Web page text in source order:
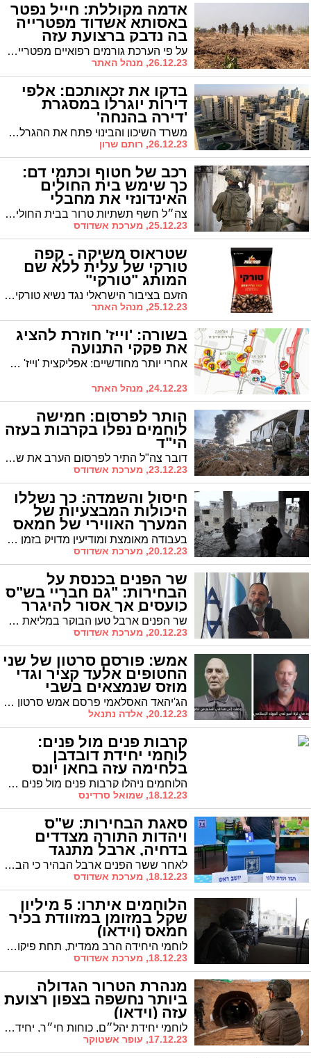
אדמה מקוללת: חייל נפטר
באסותא אשדוד מפטרייה
בה נדבק ברצועת עזה
על פי הערכת גורמים רפואיים מפטרייה זו נדבקו בסביבות עשרה לוחמים נוספים וכי המקור לפטריות הנגועות עלול להגיע מזיהום האדמה במי ביוב. נבדק אם קיים קשר בין הפטרייה למנהרות החמאס
26.12.23, מנהל האתר
בדקו את זכאותכם: אלפי
דירות יוגרלו במסגרת
'דירה בהנחה'
משרד השיכון והבינוי פתח את ההגרלה האחרונה לשנה האזרחית במסגרת ''דירה בהנחה''. איך זה עובד ואיפה נרשמים? כנסו
26.12.23, רותם שרון
רכב של חטוף וכתמי דם:
כך שימש בית החולים
האינדונזי את מחבלי
הנוחב'ה בעזה (וידאו) צה״ל חשף תשתיות טרור בבית החולים האינדונזי בצפון הרצועה ששימשו גם את מחבלי החמאס בבוקר שמחת תורה. במכונית שאותרה במקום נמצאו שרידי RPG וכתמי דם שנמצאו כשייכים לחטוף נוסף. הימצאותו של הרכב מקשר את בית החולים באופן ישיר לאירועי הטבח הזוועתי
25.12.23, מערכת אשדודס
שטראוס משיקה - קפה
טורקי של עלית ללא שם
המותג "טורקי"
הזעם בציבור הישראלי נגד נשיא טורקיה עשה את שלו - במקום המותג קפה טורקי, יתנוססו על חזית האריזה משפטים כמו "דור הניצחון", "עם ישראל חי", "אין לי ארץ אחרת".
25.12.23, מנהל האתר
בשורה: 'וייז' חוזרת להציג
את פקקי התנועה
אחרי יותר מחודשיים: אפליקצית 'וייז' שבימי הלחימה לא הציגה את הפקקים, חוזרת להציג את מפות הפקקים המפורטות
24.12.23, מנהל האתר
הותר לפרסום: חמישה
לוחמים נפלו בקרבות בעזה
הי"ד
דובר צה"ל התיר לפרסום הערב את שמותיהם של חמישה חללי צה"ל אשר הודעה נמסרה למשפחותיהם. בנוסף, בקרב בו נפלו סמ"ר ניר רפאל קנניאן וסמ"ר בירהנו קאסיה הי"ד, נפצעו חמישה לוחמים בסיירת גבעתי באורח קשה. הלוחמים פונו לקבלת טיפול רפואי בבית החולים ומשפחותיהם עודכנו
23.12.23, מערכת אשדודס
חיסול והשמדה: כך נשללו
היכולות המבצעיות של
המערך האווירי של חמאס
(וידאו) בעבודה מאומצת ומודיעין מדויק בזמן אמת, כוחות חיל-האוויר סיכלו מתחילת הלחימה בכירים ופעילים רבים מהמערך האווירי של ארגון הטרור חמאס ופגעו משמעותית ביכולותיו
20.12.23, מערכת אשדודס
שר הפנים בכנסת על
הבחירות: "גם חבריי בש"ס
כועסים אך אסור להיגרר
לשיקול פוליטי" שר הפנים ארבל טען הבוקר במליאת הכנסת כי לא נכון לאשר באמצעות רוב דחוק בוועדת הפנים את דחיית מועד הבחירות המקומיות. "חקיקה בנושא הבחירות לרשויות המקומיות צריכה להיות בקונצנזוס ולא ברוב דחוק בהיותה נוגעת לליבת הדמוקרטיה"
20.12.23, מערכת אשדודס
אמש: פורסם סרטון של שני
החטופים אלעד קציר וגדי
מוזס שנמצאים בשבי
הג'יהאד האסלאמי פרסם אמש סרטון של שני חטופים, גדי מוזס ואלעד קציר, תושבי ניר עוז שנמצראים 74 יום בשבי. בסרטון נראים השניים קוראים לנתניהו, גלנט וגנץ לפעול לשחרורם ומזהירים מפני הסכנות בשבי. מאחר ומדובר בלוחמה פסיכולוגית אכזרית של המחבלים כלפי המשפחות אתר 'אשדודס' לא מפרסם את הסרטון.
20.12.23, אלדה נתנאל
קרבות פנים מול פנים:
לוחמי יחידת דובדבן
בלחימה עזה בחאן יונס
(וידאו) הלוחמים ניהלו קרבות פנים מול פנים עם מחבלים וחיסלו חוליות טרור רבות. במקביל, הם תקפו מטרות באמצעות טילים מדויקים, ובהכוונת סיוע אווירי, תשתיות טרור וחוליות מחבלים. צפו בתיעוד
18.12.23, שמואל סרדינס
סאגת הבחירות: ש"ס
ויהדות התורה מצדדים
בדחיה, ארבל מתנגד
לאחר ששר הפנים ארבל הבהיר כי הבחירות תתקיימנה בכ' שבט, ה-30.1.2024, ראשי הסיעות החרדיות הבהירו כי הם יעדיפו דחיה לי"ח אדר א', ה-27 לפברואר
18.12.23, מערכת אשדודס
הלוחמים איתרו: 5 מיליון
שקל במזומן במזוודת בכיר
חמאס (וידאו)
לוחמי היחידה הרב ממדית, תחת פיקוד צוות הקרב החטיבתי 551, איתרו בביתו של בכיר בארגון הטרור בג'באליה, מזוודות של כספי טרור בשווי של כ-5 מיליון שקל במזומן ואמצעי לחימה רבים.
18.12.23, מערכת אשדודס
מנהרת הטרור הגדולה
ביותר נחשפה בצפון רצועת
עזה (וידאו)
לוחמי יחידת יהל״ם, כוחות חי״ר, יחידות מיוחדות וכוחות ההנדסה של אוגדת עזה, פעלו בשבועות האחרונים לחשיפתו של תוואי מנהור אסטרטגי של ארגון הטרור חמאס אשר לא חצה לשטח ישראל. צה״ל ביצע פעולות חקר במנהרה וחשף עד כה מעל 4 ק״מ של תוואי המנהרה, המגיע לעומק מירבי של כ-50 מטרים
17.12.23, עופר אשטוקר